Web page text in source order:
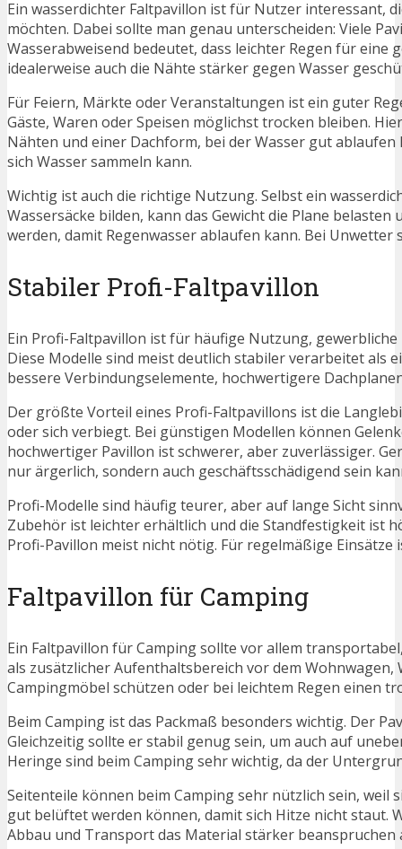
Ein wasserdichter Faltpavillon ist für Nutzer interessant,
möchten. Dabei sollte man genau unterscheiden: Viele
Wasserabweisend bedeutet, dass leichter Regen für eine
idealerweise auch die Nähte stärker gegen Wasser
Für Feiern, Märkte oder Veranstaltungen ist ein guter
Gäste, Waren oder Speisen möglichst trocken bleiben.
Nähten und einer Dachform, bei der Wasser gut
sich Wasser sammeln kann.
Wichtig ist auch die richtige Nutzung. Selbst ein
Wassersäcke bilden, kann das Gewicht die Plane
werden, damit Regenwasser ablaufen kann. Bei
Stabiler Profi-Faltpavillon
Ein Profi-Faltpavillon ist für häufige Nutzung,
Diese Modelle sind meist deutlich stabiler verarbeitet als
bessere Verbindungselemente, hochwertigere
Der größte Vorteil eines Profi-Faltpavillons ist die
oder sich verbiegt. Bei günstigen Modellen können
hochwertiger Pavillon ist schwerer, aber zuverlässiger.
nur ärgerlich, sondern auch geschäftsschädigend sein
Profi-Modelle sind häufig teurer, aber auf lange Sicht
Zubehör ist leichter erhältlich und die Standfestigkeit ist
Profi-Pavillon meist nicht nötig. Für regelmäßige Einsätze
Faltpavillon für Camping
Ein Faltpavillon für Camping sollte vor allem
als zusätzlicher Aufenthaltsbereich vor dem
Campingmöbel schützen oder bei leichtem Regen einen
Beim Camping ist das Packmaß besonders wichtig. Der
Gleichzeitig sollte er stabil genug sein, um auch auf
Heringe sind beim Camping sehr wichtig, da der
Seitenteile können beim Camping sehr nützlich sein, weil
gut belüftet werden können, damit sich Hitze nicht staut.
Abbau und Transport das Material stärker